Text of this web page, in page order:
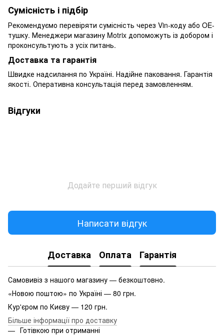
Сумісність і підбір
Рекомендуємо перевіряти сумісність через Vin-коду або OE-
тушку. Менеджери магазину Motrix допоможуть із добором і
проконсультують з усіх питань.
Доставка та гарантія
Швидке надсилання по Україні. Надійне паковання. Гарантія
якості. Оперативна консультація перед замовленням.
Відгуки
Додайте перший відгук
Написати відгук
Доставка Оплата Гарантія
Самовивіз з нашого магазину — безкоштовно.
«Новою поштою» по Україні — 80 грн.
Кур'єром по Києву — 120 грн.
Більше інформації про доставку
Готівкою при отриманні